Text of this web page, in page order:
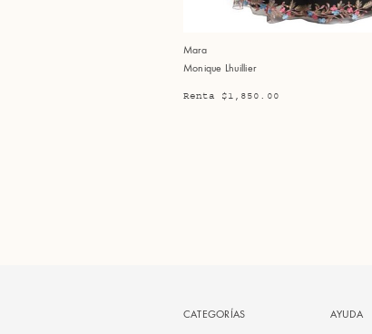
Mara
Monique Lhuillier
Renta $1,850.00
CATEGORÍAS AYUDA